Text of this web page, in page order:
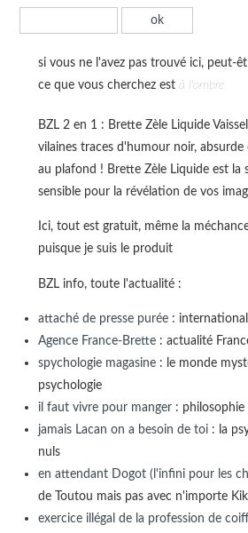
si vous ne l'avez pas trouvé ici, peut-
ce que vous cherchez est à l'ombre
BZL 2 en 1 : Brette Zèle Liquide
vilaines traces d'humour noir, absurde
au plafond ! Brette Zèle Liquide est la
sensible pour la révélation de vos
Ici, tout est gratuit, même la
puisque je suis le produit
BZL info, toute l'actualité :
attaché de presse purée:
Agence France-Brette: actualité
spychologie magasine: le monde
psychologie
il faut vivre pour manger: philosophie
jamais Lacan on a besoin de toi: la
nuls
en attendant Dogot (l'infini pour les
de Toutou mais pas avec n'importe
exercice illégal de la profession de